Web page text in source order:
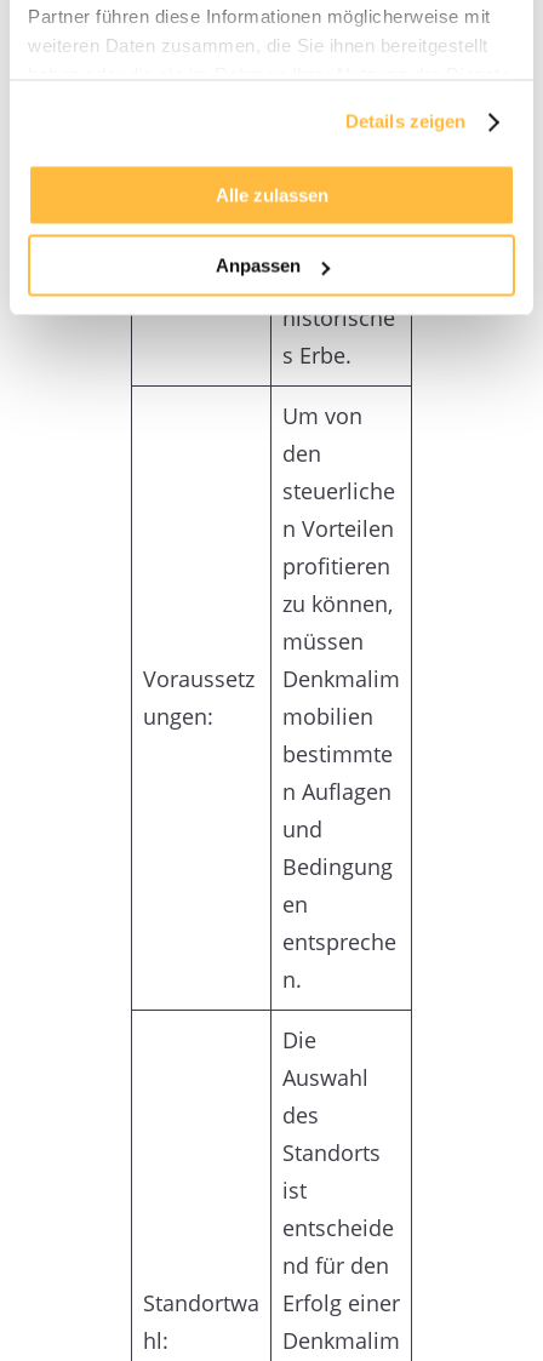
Partner führen diese Informationen möglicherweise mit
weiteren Daten zusammen, die Sie ihnen bereitgestellt
Details zeigen
Alle zulassen
Anpassen
Vorteile.
Gleichzeitig
kulturellen
Beitrag
und
erhalten
historische
s Erbe.
Voraussetz
ungen:
Um von
den
steuerliche
n Vorteilen
profitieren
zu können,
müssen
Denkmalim
mobilien
bestimmte
n Auflagen
und
Bedingung
en
entspreche
n.
Standortwa
hl:
Die
Auswahl
des
Standorts
ist
entscheide
nd für den
Erfolg einer
Denkmalim